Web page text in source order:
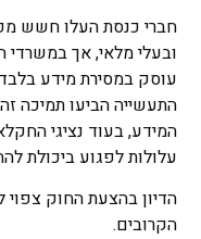
חברי כנסת העלו חשש
ובעלי מלאי, אך
עוסק במסירת מידע בלבד
התעשייה הביעו תמיכה
המידע, בעוד נציגי
עלולות לפגוע ביכולת
הדיון בהצעת החוק
הקרובים.